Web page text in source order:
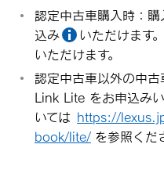
認定中古車購入時：
込み
いただけます
いただけます。
認定中古車以外の中
Link Lite をお申込み
いては https://
book/lite/ を参照くだ